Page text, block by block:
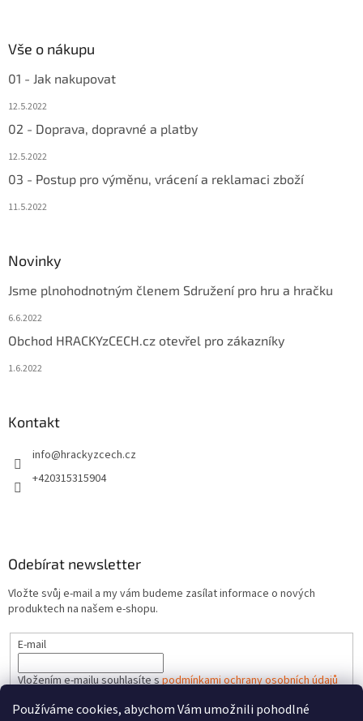
Používáme cookies, abychom Vám umožnili pohodlné
Vše o nákupu
01 - Jak nakupovat
12.5.2022
02 - Doprava, dopravné a platby
12.5.2022
03 - Postup pro výměnu, vrácení a reklamaci zboží
11.5.2022
Novinky
Jsme plnohodnotným členem Sdružení pro hru a hračku
6.6.2022
Obchod HRACKYzCECH.cz otevřel pro zákazníky
1.6.2022
Kontakt
info@hrackyzcech.cz
+420315315904
Odebírat newsletter
Vložte svůj e-mail a my vám budeme zasílat informace o nových
produktech na našem e-shopu.
E-mail
Vložením e-mailu souhlasíte spodmínkami ochrany osobních údajů
PŘIHLÁSIT SE